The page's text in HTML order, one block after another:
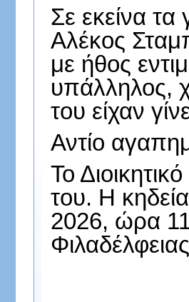
Σε εκείνα
Αλέκος
με ήθος
υπάλληλος,
του είχαν
Αντίο
Το
του. Η
2026, ώρα